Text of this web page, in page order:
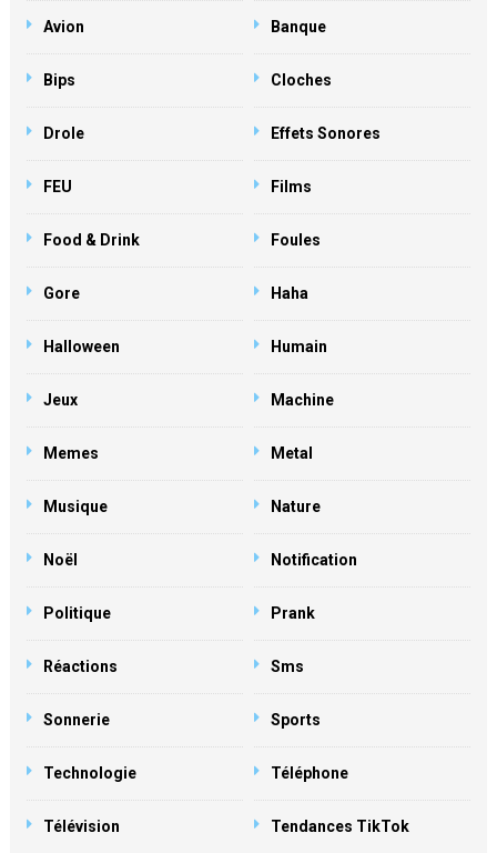
Avion Banque
Bips Cloches
Drole Effets Sonores
FEU Films
Food & Drink Foules
Gore Haha
Halloween Humain
Jeux Machine
Memes Metal
Musique Nature
Noël Notification
Politique Prank
Réactions Sms
Sonnerie Sports
Technologie Téléphone
Télévision Tendances TikTok